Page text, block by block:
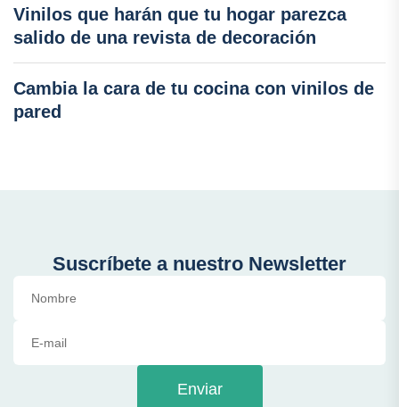
Vinilos que harán que tu hogar parezca
salido de una revista de decoración
Cambia la cara de tu cocina con vinilos de
pared
Suscríbete a nuestro Newsletter
Enviar